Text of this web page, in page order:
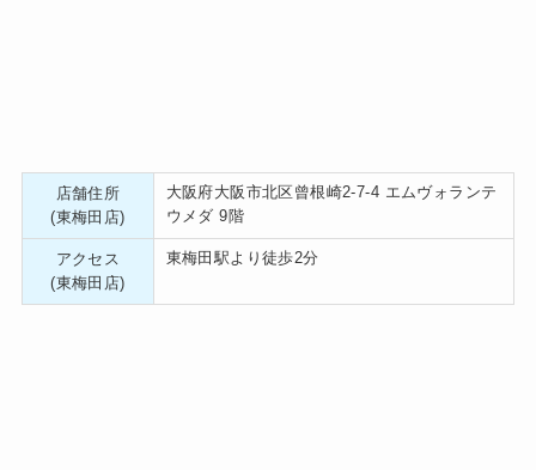
店舗住所
(東梅田店)
大阪府大阪市北区曾根崎2-7-4 エムヴォランテ
ウメダ 9階
アクセス
(東梅田店)
東梅田駅より徒歩2分